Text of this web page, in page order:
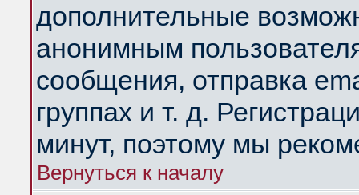
дополнительные
анонимным
сообщения, отправка
группах и т. д.
минут, поэтому мы
Вернуться к началу